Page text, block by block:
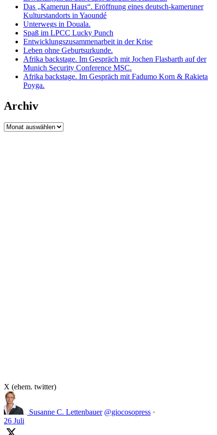
Das „Kamerun Haus“. Eröffnung eines deutsch-kameruner
Kulturstandorts in Yaoundé
Unterwegs in Douala.
Spaß im LPCC Lucky Punch
Entwicklungszusammenarbeit in der Krise
Leben ohne Geburtsurkunde.
Afrika backstage. Im Gespräch mit Jochen Flasbarth auf der
Munich Security Conference MSC.
Afrika backstage. Im Gespräch mit Fadumo Korn & Rakieta
Poyga.
Archiv
Archiv
X (ehem. twitter)
Susanne C. Lettenbauer @giocosopress ·
26 Juli